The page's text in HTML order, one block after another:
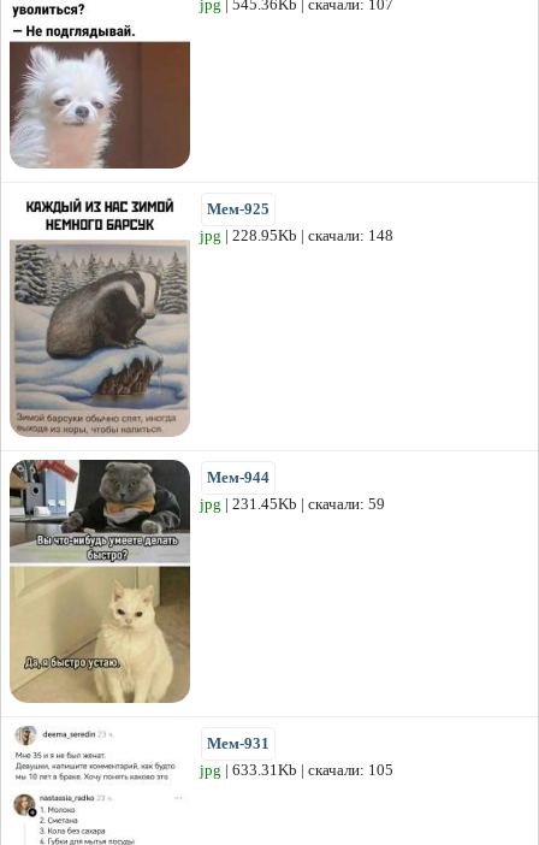
jpg | 545.36Kb | скачали: 107
Мем-925
jpg | 228.95Kb | скачали: 148
Мем-944
jpg | 231.45Kb | скачали: 59
Мем-931
jpg | 633.31Kb | скачали: 105